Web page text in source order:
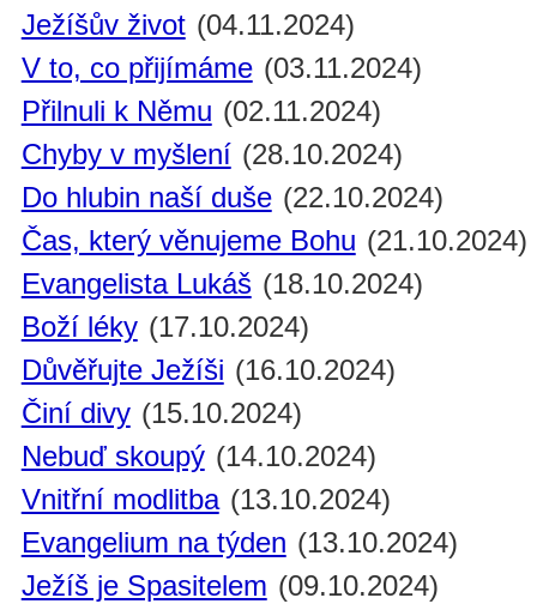
Ježíšův život (04.11.2024)
V to, co přijímáme (03.11.2024)
Přilnuli k Němu (02.11.2024)
Chyby v myšlení (28.10.2024)
Do hlubin naší duše (22.10.2024)
Čas, který věnujeme Bohu (21.10.2024)
Evangelista Lukáš (18.10.2024)
Boží léky (17.10.2024)
Důvěřujte Ježíši (16.10.2024)
Činí divy (15.10.2024)
Nebuď skoupý (14.10.2024)
Vnitřní modlitba (13.10.2024)
Evangelium na týden (13.10.2024)
Ježíš je Spasitelem (09.10.2024)